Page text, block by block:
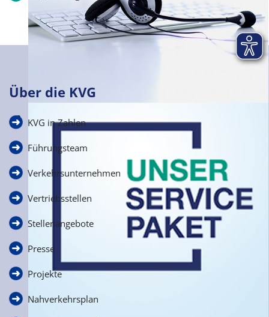
Häufige Fragen
zur Schülerbeförderung
Über die KVG
KVG in Zahlen
Führungsteam
Verkehrsunternehmen
Vertriebsstellen
Stellenangebote
Presse
Projekte
Nahverkehrsplan